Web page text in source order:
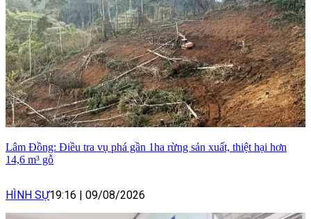
Lâm Đồng: Điều tra vụ phá gần 1ha rừng sản xuất, thiệt hại hơn
14,6 m³ gỗ
HÌNH SỰ19:16 09/08/2026